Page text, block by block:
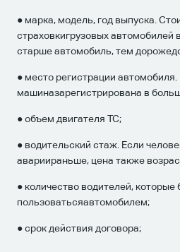
● марка, модель, год выпуска.
страховкигрузовых автомобилей
старше автомобиль, тем
● место регистрации автомобиля.
машиназарегистрирована в
● объем двигателя ТС;
● водительский стаж. Если
авариираньше, цена также
● количество водителей, которые
пользоватьсяавтомобилем;
● срок действия договора;